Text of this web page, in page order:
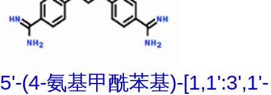
5'-(4-氨基甲酰苯基)-[1,1':3',1'-